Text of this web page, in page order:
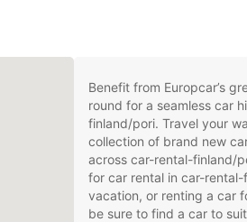
Benefit from Europcar’s
round for a seamless car
finland/pori. Travel your
collection of brand new
across car-rental-finland/
for car rental in car-
vacation, or renting a car
be sure to find a car to